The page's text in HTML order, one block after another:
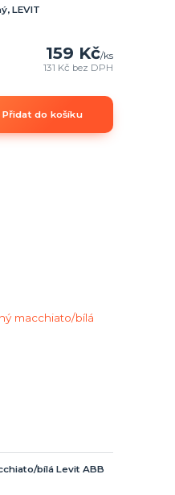
LEVIT
159 Kč/ks
131 Kč bez DPH
Přidat do košíku
bílá Levit ABB